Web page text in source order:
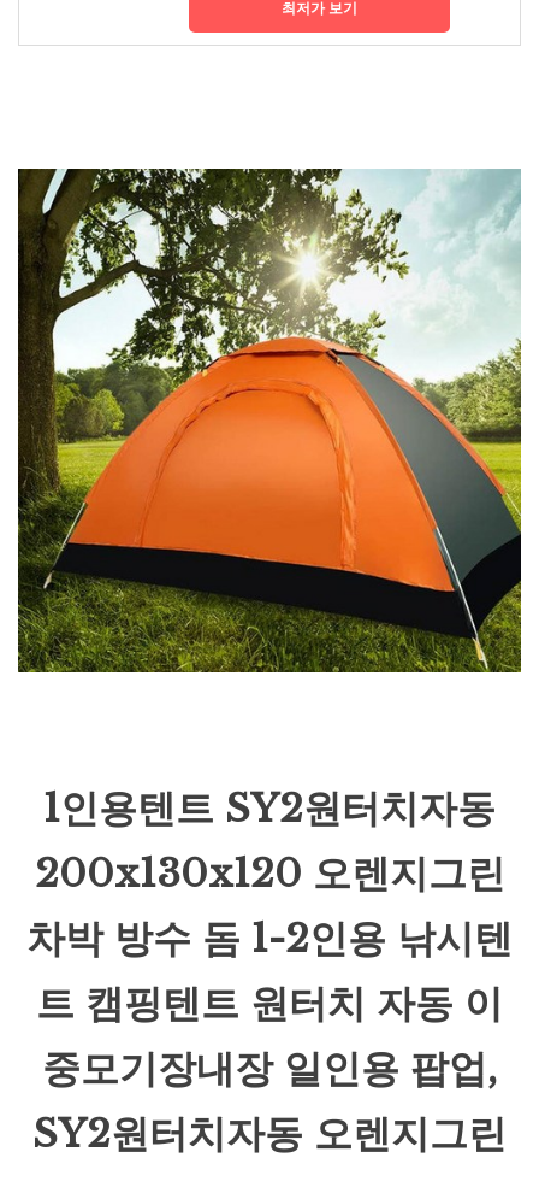
최저가 보기
1인용텐트 SY2원터치자동
200x130x120 오렌지그린
차박 방수 돔 1-2인용 낚시텐
트 캠핑텐트 원터치 자동 이
중모기장내장 일인용 팝업,
SY2원터치자동 오렌지그린